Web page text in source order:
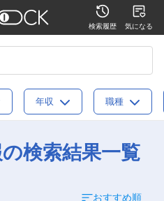
検索履歴 気になる
年収 職種
検索結果一覧
おすすめ順